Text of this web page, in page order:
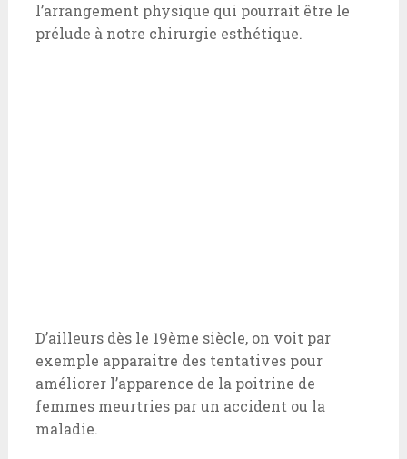
l’arrangement physique qui pourrait être le
prélude à notre chirurgie esthétique.
D’ailleurs dès le 19ème siècle, on voit par
exemple apparaitre des tentatives pour
améliorer l’apparence de la poitrine de
femmes meurtries par un accident ou la
maladie.